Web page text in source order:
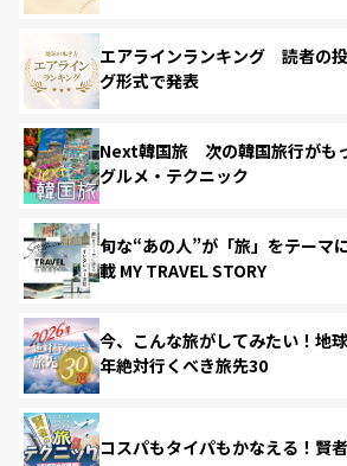
エアラインランキング 読者の
グ形式で発表
Next韓国旅 次の韓国旅行がも
グルメ・テクニック
旬な“あの人”が「旅」をテーマ
載 MY TRAVEL STORY
今、こんな旅がしてみたい！地
年絶対行くべき旅先30
コスパもタイパもかなえる！賢